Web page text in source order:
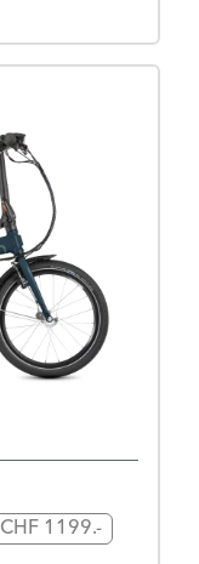
CHF 1199.-